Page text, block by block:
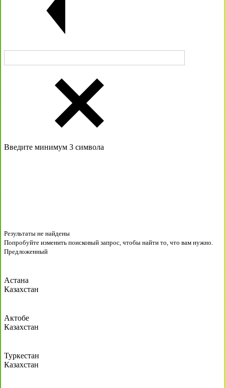
Введите минимум 3 символа
Результаты не найдены
Попробуйте изменить поисковый запрос, чтобы найти то, что вам нужно.
Предложенный
Астана
Казахстан
Актобе
Казахстан
Туркестан
Казахстан